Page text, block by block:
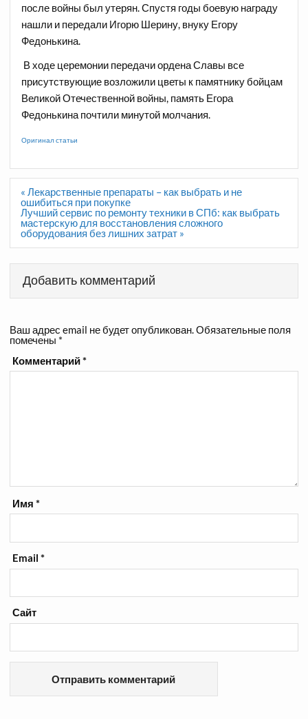
после войны был утерян. Спустя годы боевую награду
нашли и передали Игорю Шерину, внуку Егору
Федонькина.
В ходе церемонии передачи ордена Славы все
присутствующие возложили цветы к памятнику бойцам
Великой Отечественной войны, память Егора
Федонькина почтили минутой молчания.
Оригинал статьи
Навигация
по
записям
« Лекарственные препараты – как выбрать и не
ошибиться при покупке
Лучший сервис по ремонту техники в СПб: как выбрать
мастерскую для восстановления сложного
оборудования без лишних затрат »
Добавить комментарий
Ваш адрес email не будет опубликован. Обязательные поля
помечены *
Комментарий*
Имя*
Email*
Сайт